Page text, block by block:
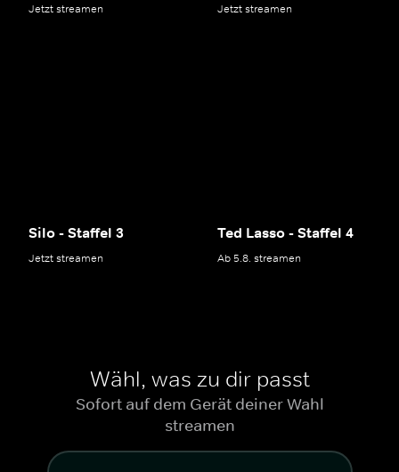
Jetzt streamen Jetzt streamen
Silo - Staffel 3
Jetzt streamen
Ted Lasso - Staffel 4
Ab 5.8. streamen
Wähl, was zu dir passt
Sofort auf dem Gerät deiner Wahl
streamen